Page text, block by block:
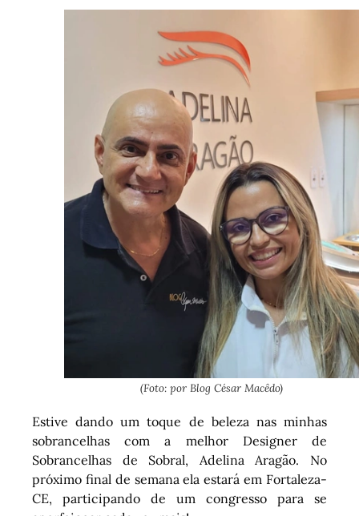
(Foto: por Blog César Macêdo)
Estive dando um toque de beleza nas minhas
sobrancelhas com a melhor Designer de
Sobrancelhas de Sobral, Adelina Aragão. No
próximo final de semana ela estará em Fortaleza-
CE, participando de um congresso para se